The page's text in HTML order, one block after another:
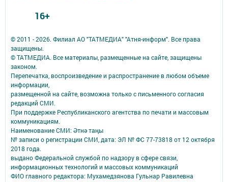
© 2011 - 2026. Филиал АО "ТАТМЕДИА" "Атня-информ". Все права
защищены.
© ТАТМЕДИА. Все материалы, размещенные на сайте, защищены
законом.
Перепечатка, воспроизведение и распространение в любом объеме
информации,
размещенной на сайте, возможна только с письменного согласия
редакций СМИ.
При поддержке Республиканского агентства по печати и массовым
коммуникациям.
Наименование СМИ: Әтнә таңы
№ записи о регистрации СМИ, дата: ЭЛ № ФС 77-73818 от 12 октября
2018 года.
выдано Федеральной службой по надзору в сфере связи,
информационных технологий и массовых коммуникаций
ФИО главного редактора: Мухамедзянова Гульнар Равилевна
16+